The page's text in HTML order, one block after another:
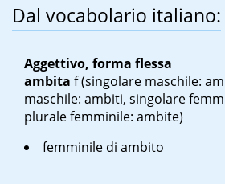
Dal vocabolario italiano:
Aggettivo, forma flessa
ambita f(singolare maschile:
maschile: ambiti, singolare
plurale femminile: ambite)
femminile di ambito